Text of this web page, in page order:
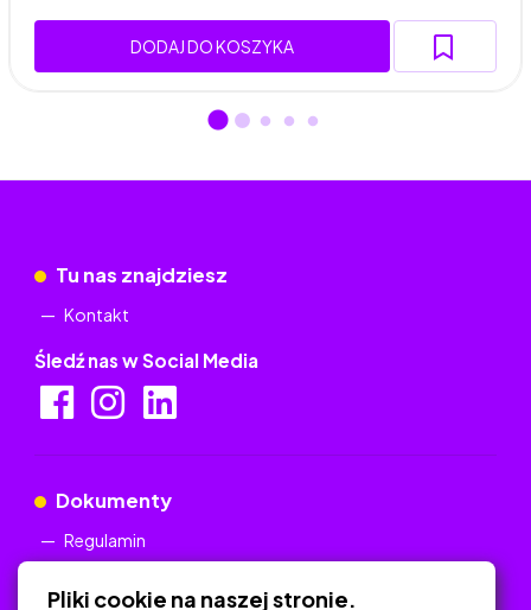
DODAJ DO KOSZYKA
Tu nas znajdziesz
Kontakt
Śledź nas w Social Media
Dokumenty
Regulamin
Pliki cookie na naszej stronie.